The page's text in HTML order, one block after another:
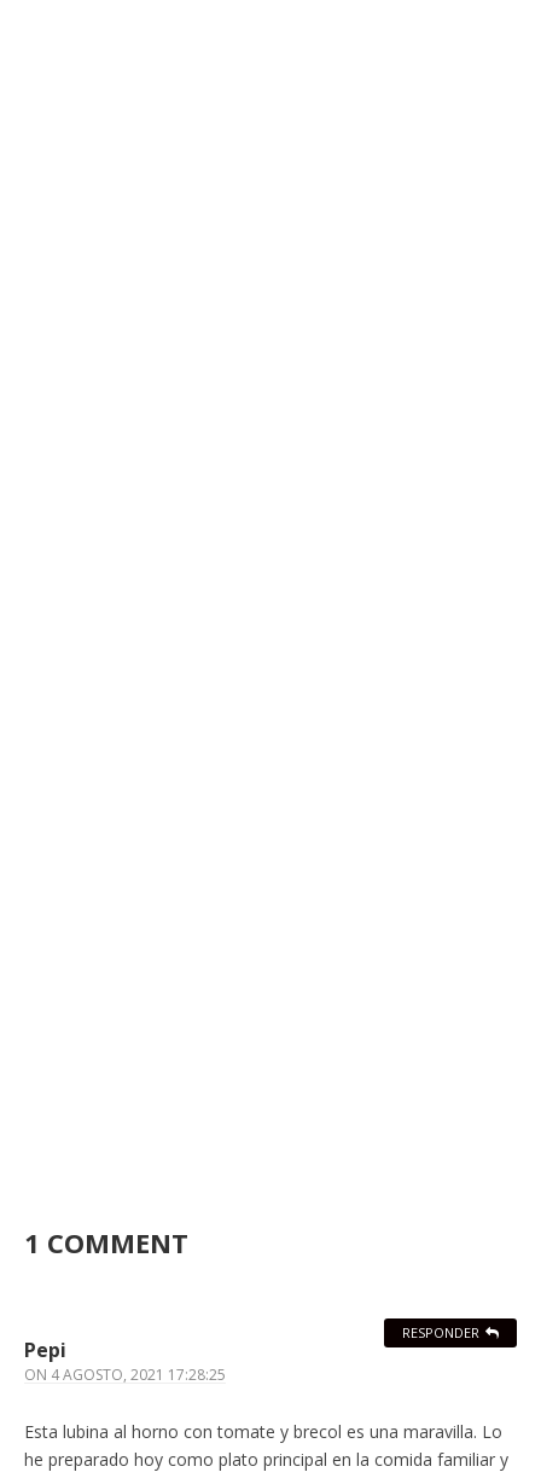
1 COMMENT
Pepi
ON 4 AGOSTO, 2021 17:28:25
Esta lubina al horno con tomate y brecol es una maravilla. Lo
he preparado hoy como plato principal en la comida familiar y
RESPONDER